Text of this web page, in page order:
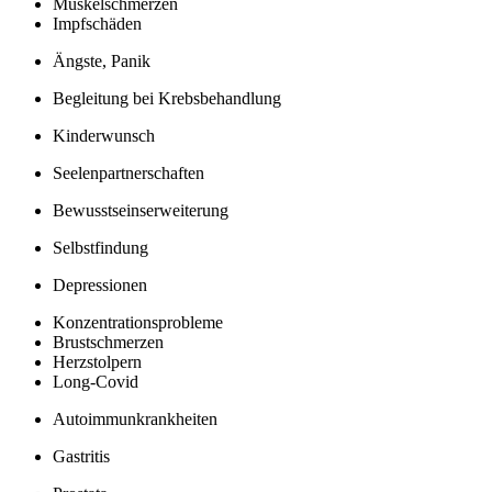
Muskelschmerzen
Impfschäden
Ängste, Panik
Begleitung bei Krebsbehandlung
Kinderwunsch
Seelenpartnerschaften
Bewusstseinserweiterung
Selbstfindung
Depressionen
Konzentrationsprobleme
Brustschmerzen
Herzstolpern
Long-Covid
Autoimmunkrankheiten
Gastritis